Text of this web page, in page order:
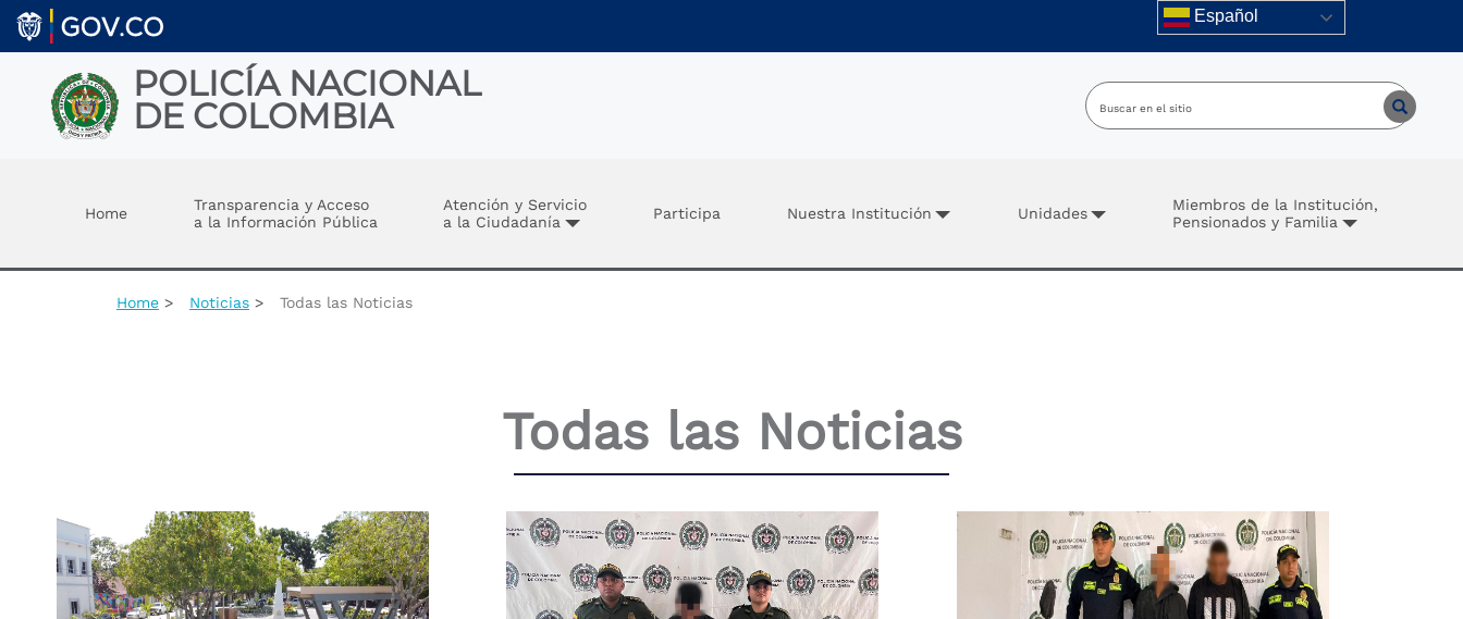
Skip to main content Español
POLICÍA NACIONAL
DE COLOMBIA
Home
Transparencia y Acceso
a la Información Pública
Atención y Servicio
a la Ciudadanía
Participa Nuestra Institución Unidades
Miembros de la Institución,
Pensionados y Familia
Home Noticias Todas las Noticias
Todas las Noticias